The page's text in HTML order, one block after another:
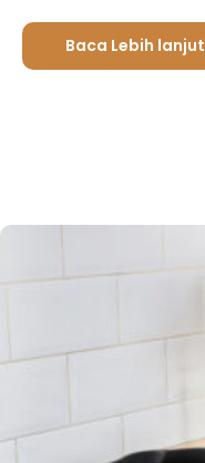
Baca Lebih lanjut